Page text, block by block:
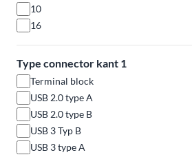
10
16
Type connector kant 1
Terminal block
USB 2.0 type A
USB 2.0 type B
USB 3 Typ B
USB 3 type A